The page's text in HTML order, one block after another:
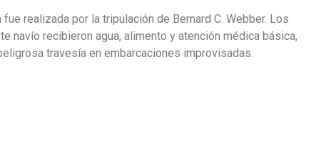
realizada por la tripulación de Bernard C. Webber. Los
navío recibieron agua, alimento y atención médica básica,
travesía en embarcaciones improvisadas.